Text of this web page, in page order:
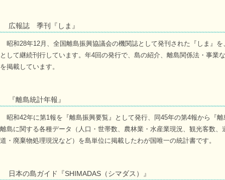
広報誌 季刊『しま』
昭和28年12月、全国離島振興協議会の機関誌として発刊された『しま』
として継続刊行しています。年4回の発行で、島の紹介、離島関係法・事業
を掲載しています。
『離島統計年報』
昭和42年に第1報を『離島振興要覧』として発行、同45年の第4報から『
離島に関する各種データ（人口・世帯数、農林業・水産業現況、観光客数
道・廃棄物処理現況など）を島単位に掲載したわが国唯一の統計書です。
日本の島ガイド『SHIMADAS（シマダス）』